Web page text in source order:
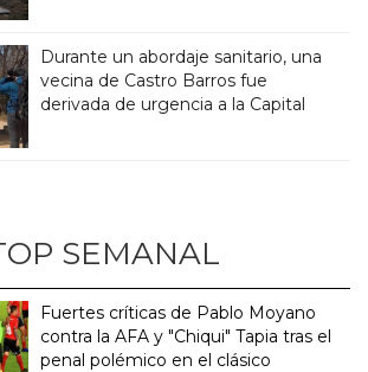
Durante un abordaje sanitario, una
vecina de Castro Barros fue
derivada de urgencia a la Capital
SEMANAL
Fuertes críticas de Pablo Moyano
contra la AFA y "Chiqui" Tapia tras el
penal polémico en el clásico